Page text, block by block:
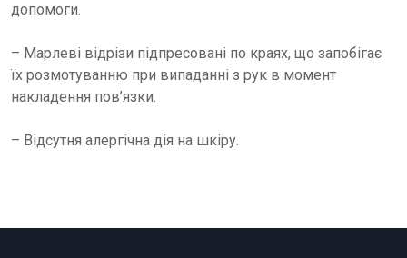
допомоги.
– Марлеві відрізи підпресовані по краях, що запобігає
їх розмотуванню при випаданні з рук в момент
накладення пов’язки.
– Відсутня алергічна дія на шкіру.